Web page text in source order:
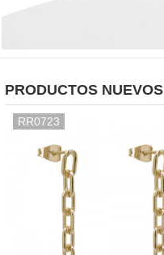
PRODUCTOS NUEVOS
RR0723